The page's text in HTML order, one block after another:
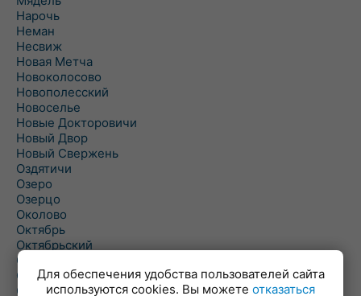
Нарочь
Неман
Несвиж
Новая Метча
Новоколосово
Новополесский
Новоселье
Новые Докторовичи
Новый Двор
Новый Свержень
Оздятичи
Озеро
Озерцо
Околово
Октябрь
Октябрьский
Олехновичи
Омговичи
Оношки
Для обеспечения удобства пользователей сайта
используются cookies. Вы можете отказаться